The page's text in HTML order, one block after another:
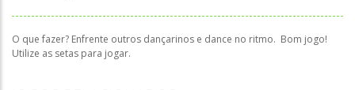
O que fazer? Enfrente outros dançarinos e dance no ritmo. Bom jogo!
Utilize as setas para jogar.